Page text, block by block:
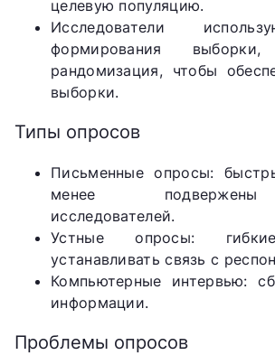
целевую популяцию.
Исследователи
формирования
рандомизация, чтобы
выборки.
Типы опросов
Письменные опросы:
менее
исследователей.
Устные опросы:
устанавливать связь с
Компьютерные интервью:
информации.
Проблемы опросов